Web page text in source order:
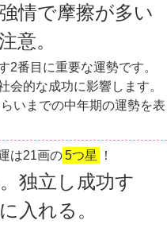
情で摩擦が多い
意。
2番目に重要な運勢です。
会的な成功に影響します。
いまでの中年期の運勢を表
は21画の5つ星 ！
独立し成功す
入れる。